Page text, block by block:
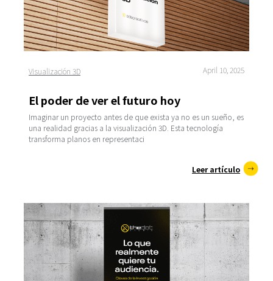
Visualización 3D April 10, 2025
El poder de ver el futuro hoy
Imaginar un proyecto antes de que exista ya no es un sueño, es
una realidad gracias a la visualización 3D. Esta tecnología
transforma planos en representaci
Leer artículo